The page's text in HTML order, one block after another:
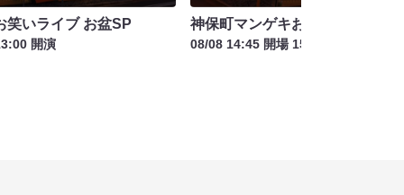
笑いライブ お盆SP
開演
神保町マンゲキお笑いライブ お
08/08 14:45 開場 15:00 開演